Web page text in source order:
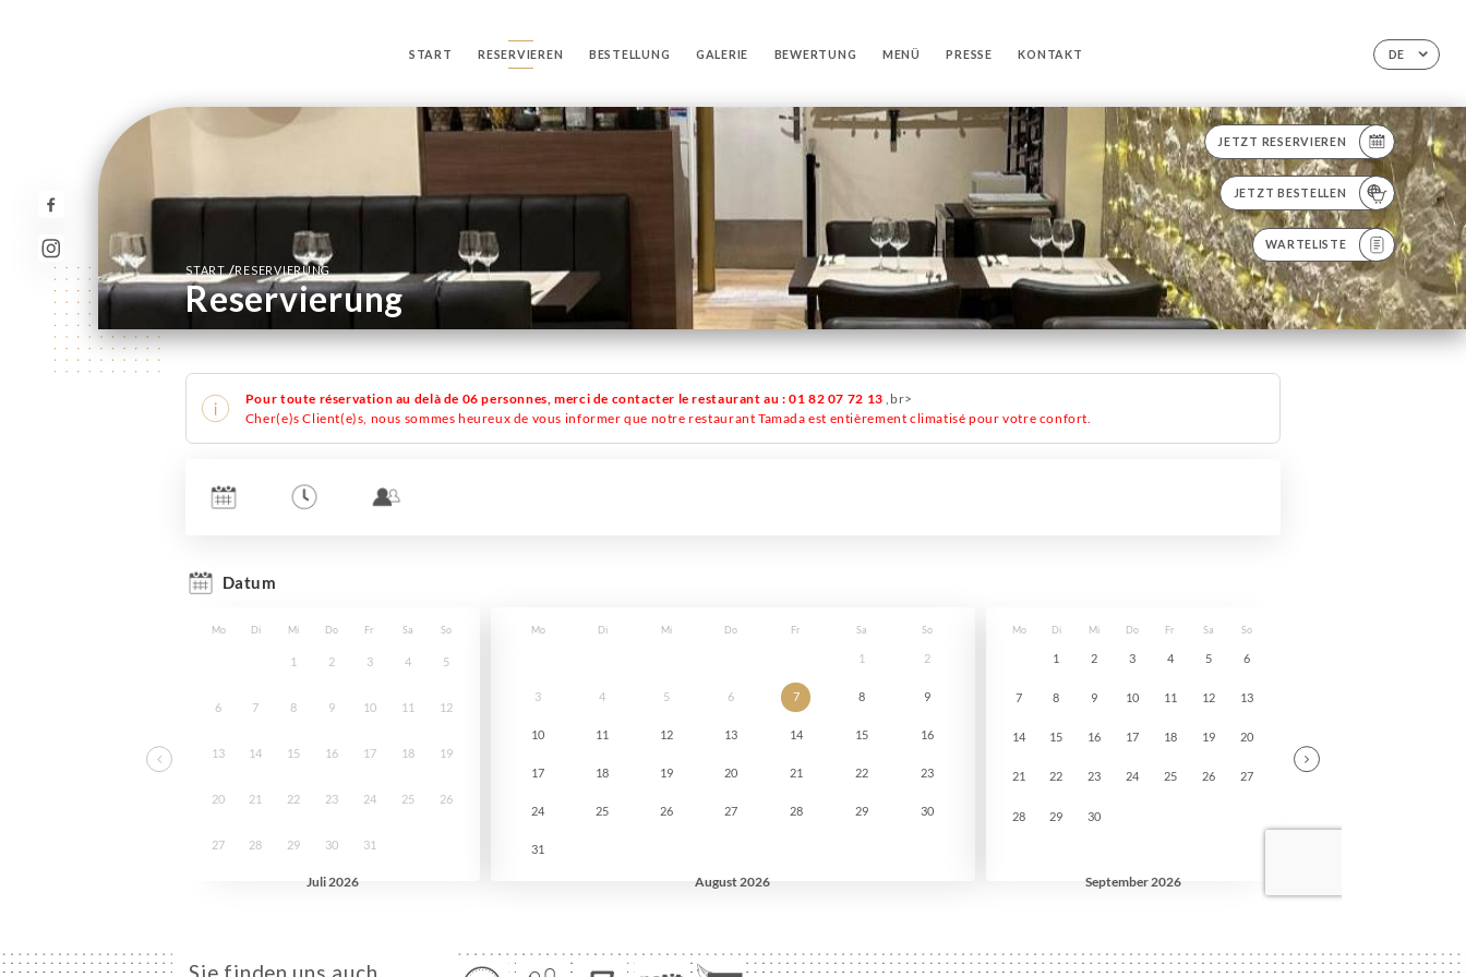
DE
START RESERVIEREN BESTELLUNG GALERIE BEWERTUNG MENÜ PRESSE KONTAKT
JETZT RESERVIEREN
JETZT BESTELLEN
WARTELISTE
START/RESERVIERUNG
Reservierung